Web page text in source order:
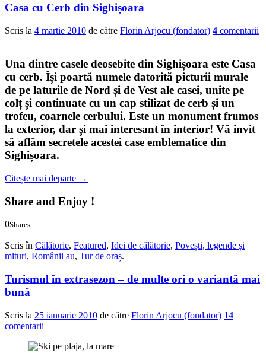
Casa cu Cerb din Sighișoara
Scris la 4 martie 2010 de către Florin Arjocu (fondator) 4 comentarii
Una dintre casele deosebite din Sighișoara este Casa
cu cerb. Își poartă numele datorită picturii murale
de pe laturile de Nord și de Vest ale casei, unite pe
colț și continuate cu un cap stilizat de cerb și un
trofeu, coarnele cerbului. Este un monument frumos
la exterior, dar și mai interesant în interior! Vă invit
să aflăm secretele acestei case emblematice din
Sighișoara.
Citește mai departe →
Share and Enjoy !
0Shares
Scris în Călătorie, Featured, Idei de călătorie, Povești, legende și
mituri, Românii au, Tur de oraș.
Turismul în extrasezon – de multe ori o variantă mai
bună
Scris la 25 ianuarie 2010 de către Florin Arjocu (fondator) 14
comentarii